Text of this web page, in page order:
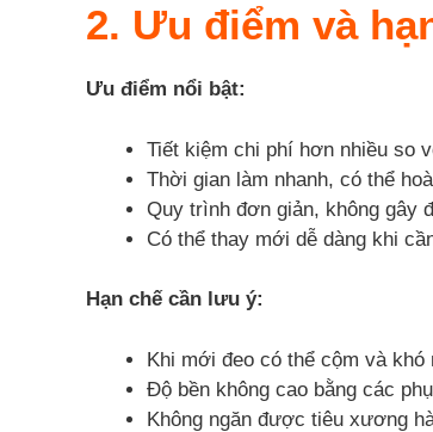
2. Ưu điểm và
Ưu điểm nổi bật:
Tiết kiệm chi phí hơn nhiều so
Thời gian làm nhanh, có thể
Quy trình đơn giản, không gây
Có thể thay mới dễ dàng khi
Hạn chế cần lưu ý:
Khi mới đeo có thể cộm và khó
Độ bền không cao bằng các
Không ngăn được tiêu xương